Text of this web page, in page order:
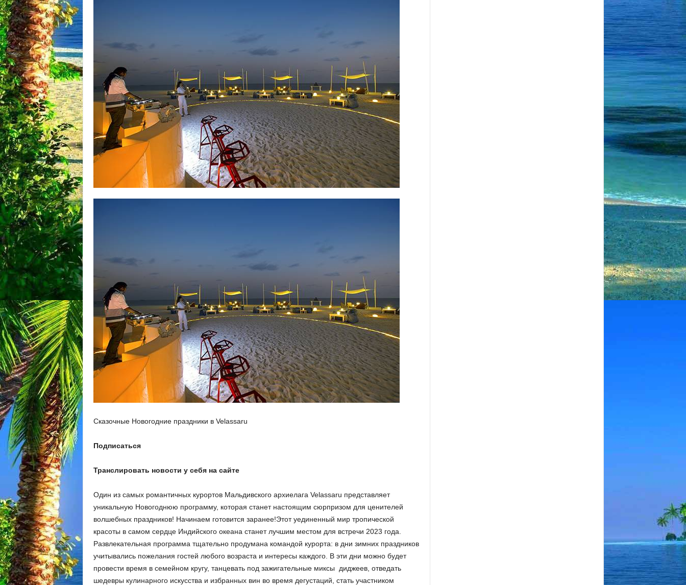
Сказочные Новогодние праздники в Velassaru
Подписаться
Транслировать новости у себя на сайте
Один из самых романтичных курортов Мальдивского архиелага Velassaru представляет
уникальную Новогоднюю программу, которая станет настоящим сюрпризом для ценителей
волшебных праздников! Начинаем готовится заранее!Этот уединенный мир тропической
красоты в самом сердце Индийского океана станет лучшим местом для встречи 2023 года.
Развлекательная программа тщательно продумана командой курорта: в дни зимних праздников
учитывались пожелания гостей любого возраста и интересы каждого. В эти дни можно будет
провести время в семейном кругу, танцевать под зажигательные миксы диджеев, отведать
шедевры кулинарного искусства и избранных вин во время дегустаций, стать участником